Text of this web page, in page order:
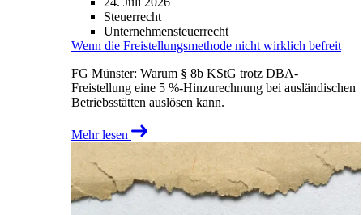
Steuerrecht
Unternehmensteuerrecht
Wenn die Freistellungsmethode nicht wirklich befreit
FG Münster: Warum § 8b KStG trotz DBA-
Freistellung eine 5 %-Hinzurechnung bei ausländischen
Betriebsstätten auslösen kann.
Mehr lesen